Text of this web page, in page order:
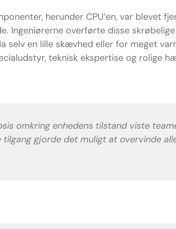
herunder CPU’en, var
Ingeniørerne overførte disse
selv en lille skævhed eller for meget
teknisk ekspertise og rolige
omkring enhedens tilstand viste
gjorde det muligt at overvinde